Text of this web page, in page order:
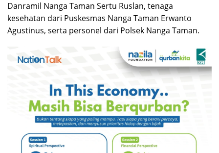
Danramil Nanga Taman Sertu Ruslan, tenaga
kesehatan dari Puskesmas Nanga Taman Erwanto
Agustinus, serta personel dari Polsek Nanga Taman.